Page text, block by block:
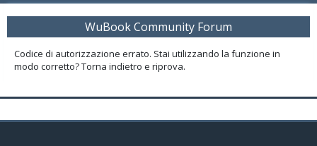
WuBook Community Forum
Codice di autorizzazione errato. Stai utilizzando la funzione in
modo corretto? Torna indietro e riprova.